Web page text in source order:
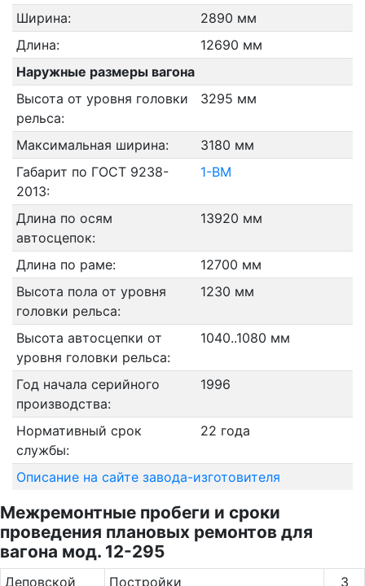
Ширина:
2890 мм
Длина:
12690 мм
Наружные размеры вагона
Высота от уровня головки
рельса:
3295 мм
Максимальная ширина:
3180 мм
Габарит по ГОСТ 9238-
2013:
1-ВМ
Длина по осям
автосцепок:
13920 мм
Длина по раме:
12700 мм
Высота пола от уровня
головки рельса:
1230 мм
Высота автосцепки от
уровня головки рельса:
1040..1080 мм
Год начала серийного
производства:
1996
Нормативный срок
службы:
22 года
Описание на сайте завода-изготовителя
Межремонтные пробеги и сроки
проведения плановых ремонтов для
вагона мод. 12-295
Де­повс­кой
Постройки
3